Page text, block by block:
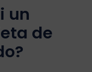
un
de